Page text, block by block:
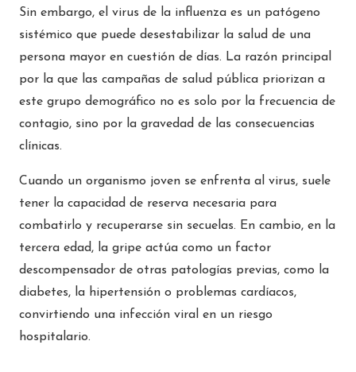
Sin embargo, el virus de la influenza es un patógeno
sistémico que puede desestabilizar la salud de una
persona mayor en cuestión de días. La razón principal
por la que las campañas de salud pública priorizan a
este grupo demográfico no es solo por la frecuencia de
contagio, sino por la gravedad de las consecuencias
clínicas.
Cuando un organismo joven se enfrenta al virus, suele
tener la capacidad de reserva necesaria para
combatirlo y recuperarse sin secuelas. En cambio, en la
tercera edad, la gripe actúa como un factor
descompensador de otras patologías previas, como la
diabetes, la hipertensión o problemas cardíacos,
convirtiendo una infección viral en un riesgo
hospitalario.